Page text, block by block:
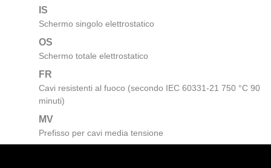
IS
Schermo singolo elettrostatico
OS
Schermo totale elettrostatico
FR
Cavi resistenti al fuoco (secondo IEC 60331-21 750 °C 90
minuti)
MV
Prefisso per cavi media tensione